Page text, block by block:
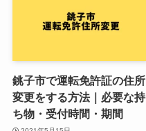
銚子市で運転免許証の住所
変更をする方法｜必要な持
ち物・受付時間・期間